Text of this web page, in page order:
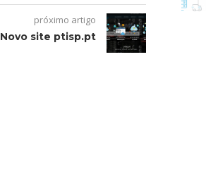
próximo artigo
Novo site ptisp.pt